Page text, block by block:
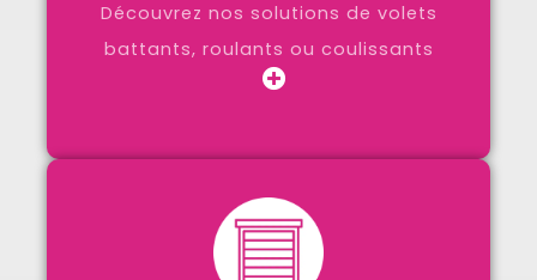
Découvrez nos solutions de volets
battants, roulants ou coulissants